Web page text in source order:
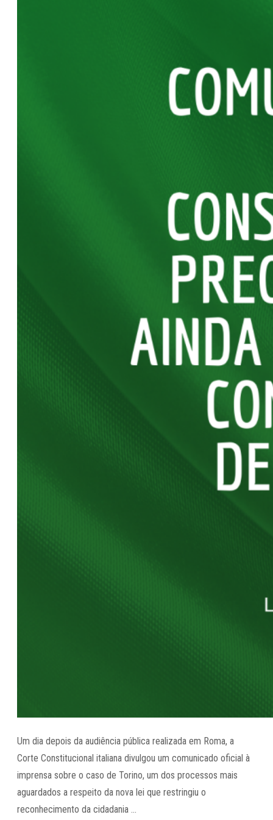
Um dia depois da audiência pública realizada em Roma, a
Corte Constitucional italiana divulgou um comunicado oficial à
imprensa sobre o caso de Torino, um dos processos mais
aguardados a respeito da nova lei que restringiu o
reconhecimento da cidadania …